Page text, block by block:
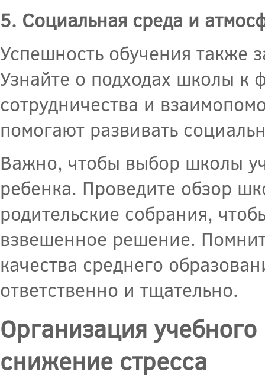
5. Социальная среда и
Успешность обучения также
Узнайте о подходах школы
сотрудничества и
помогают развивать
Важно, чтобы выбор школы
ребенка. Проведите обзор
родительские собрания,
взвешенное решение.
качества среднего
ответственно и тщательно.
Организация
снижение стресса